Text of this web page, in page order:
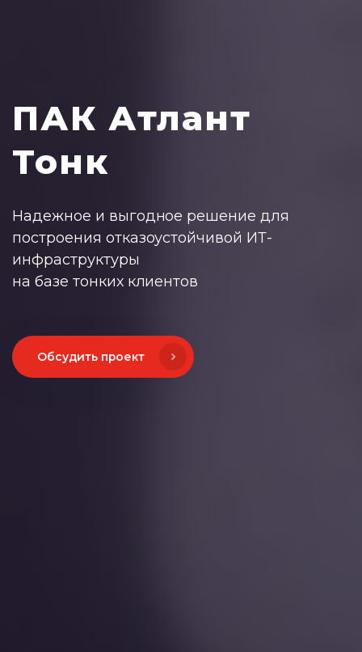
ПАК Атлант
Тонк
Надежное и выгодное решение для
построения отказоустойчивой ИТ-
инфраструктуры
на базе тонких клиентов
Обсудить проект